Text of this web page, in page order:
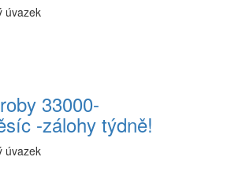
úvazek
33000-
-zálohy týdně!
úvazek